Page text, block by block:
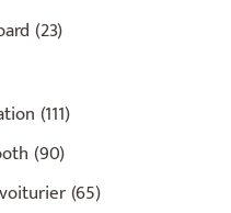
(23)
(111)
(90)
(65)